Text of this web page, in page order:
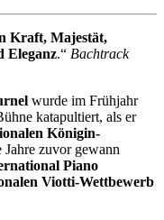
Kraft, Majestät,
Eleganz.“ Bachtrack
wurde im Frühjahr
katapultiert, als er
Königin-
zuvor gewann
Piano
Viotti-Wettbewerb